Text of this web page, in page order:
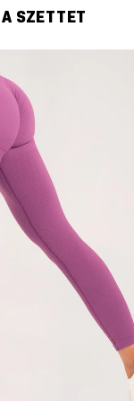
SZETTET